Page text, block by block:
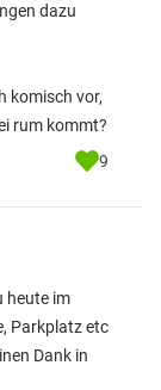
dazu
komisch vor,
rum kommt?
9
heute im
Parkplatz etc
Dank in